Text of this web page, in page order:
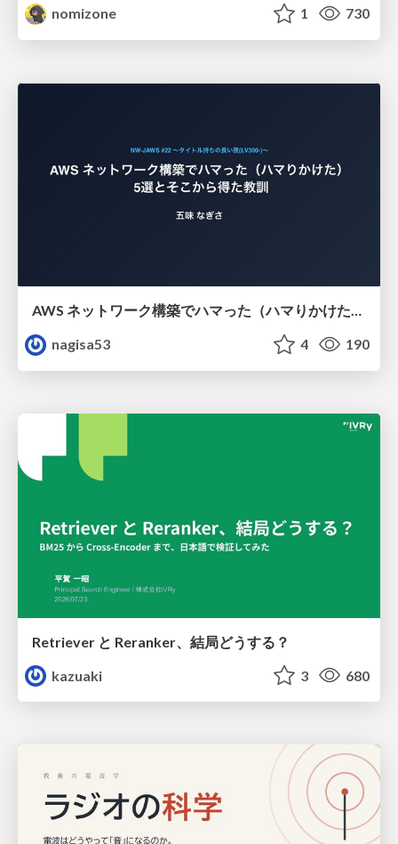
nomizone 1 730
AWS ネットワーク構築でハマった（ハマりかけた） 5選とそこから得た教訓
nagisa53
4 190
Retriever と Reranker、結局どうする？
kazuaki
3 680